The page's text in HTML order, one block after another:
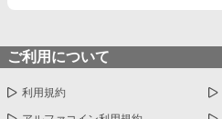
ご利用について
利用規約